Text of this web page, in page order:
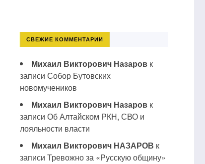
СВЕЖИЕ КОММЕНТАРИИ
Михаил Викторович Назаровк
записи Собор Бутовских
новомучеников
Михаил Викторович Назаровк
записи Об Алтайском РКН, СВО и
лояльности власти
Михаил Викторович НАЗАРОВ к
записи Тревожно за «Русскую общину»